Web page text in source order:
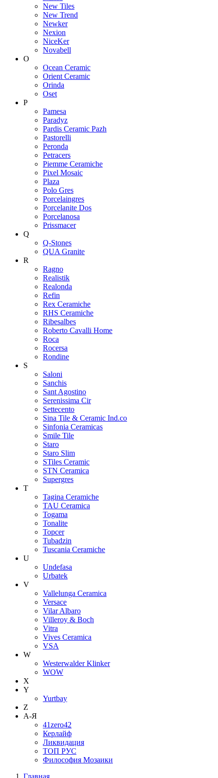
New Tiles
New Trend
Newker
Nexion
NiceKer
Novabell
O
Ocean Ceramic
Orient Ceramic
Orinda
Oset
P
Pamesa
Paradyz
Pardis Ceramic Pazh
Pastorelli
Peronda
Petracers
Piemme Ceramiche
Pixel Mosaic
Plaza
Polo Gres
Porcelaingres
Porcelanite Dos
Porcelanosa
Prissmacer
Q
Q-Stones
QUA Granite
R
Ragno
Realistik
Realonda
Refin
Rex Ceramiche
RHS Ceramiche
Ribesalbes
Roberto Cavalli Home
Roca
Rocersa
Rondine
S
Saloni
Sanchis
Sant Agostino
Serenissima Cir
Settecento
Sina Tile & Ceramic Ind.co
Sinfonia Ceramicas
Smile Tile
Staro
Staro Slim
STiles Ceramic
STN Ceramica
Supergres
T
Tagina Ceramiche
TAU Ceramica
Togama
Tonalite
Topcer
Tubadzin
Tuscania Ceramiche
U
Undefasa
Urbatek
V
Vallelunga Ceramica
Versace
Vilar Albaro
Villeroy & Boch
Vitra
Vives Ceramica
VSA
W
Westerwalder Klinker
WOW
X
Y
Yurtbay
Z
А-Я
41zero42
Керлайф
Ликвидация
ТОП РУС
Философия Мозаики
Главная